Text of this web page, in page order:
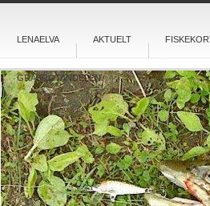
LENAELVA AKTUELT
GRASROTANDELEN